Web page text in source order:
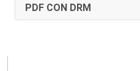
PDF CON DRM